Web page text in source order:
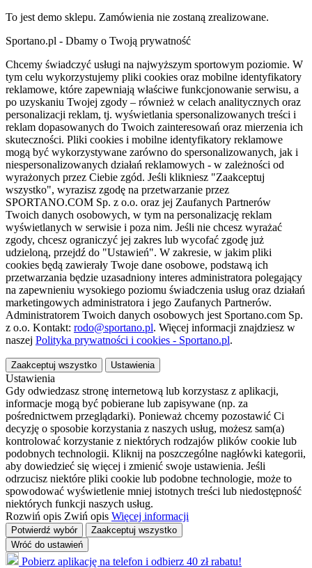
To jest demo sklepu. Zamówienia nie zostaną zrealizowane.
Sportano.pl - Dbamy o Twoją prywatność
Chcemy świadczyć usługi na najwyższym sportowym poziomie. W
tym celu wykorzystujemy pliki cookies oraz mobilne identyfikatory
reklamowe, które zapewniają właściwe funkcjonowanie serwisu, a
po uzyskaniu Twojej zgody – również w celach analitycznych oraz
personalizacji reklam, tj. wyświetlania spersonalizowanych treści i
reklam dopasowanych do Twoich zainteresowań oraz mierzenia ich
skuteczności. Pliki cookies i mobilne identyfikatory reklamowe
mogą być wykorzystywane zarówno do spersonalizowanych, jak i
niespersonalizowanych działań reklamowych - w zależności od
wyrażonych przez Ciebie zgód. Jeśli klikniesz "Zaakceptuj
wszystko", wyrazisz zgodę na przetwarzanie przez
SPORTANO.COM Sp. z o.o. oraz jej Zaufanych Partnerów
Twoich danych osobowych, w tym na personalizację reklam
wyświetlanych w serwisie i poza nim. Jeśli nie chcesz wyrażać
zgody, chcesz ograniczyć jej zakres lub wycofać zgodę już
udzieloną, przejdź do "Ustawień". W zakresie, w jakim pliki
cookies będą zawierały Twoje dane osobowe, podstawą ich
przetwarzania będzie uzasadniony interes administratora polegający
na zapewnieniu wysokiego poziomu świadczenia usług oraz działań
marketingowych administratora i jego Zaufanych Partnerów.
Administratorem Twoich danych osobowych jest Sportano.com Sp.
z o.o. Kontakt: rodo@sportano.pl. Więcej informacji znajdziesz w
naszej Polityka prywatności i cookies - Sportano.pl.
Zaakceptuj wszystko Ustawienia
Ustawienia
Gdy odwiedzasz stronę internetową lub korzystasz z aplikacji,
informacje mogą być pobierane lub zapisywane (np. za
pośrednictwem przeglądarki). Ponieważ chcemy pozostawić Ci
decyzję o sposobie korzystania z naszych usług, możesz sam(a)
kontrolować korzystanie z niektórych rodzajów plików cookie lub
podobnych technologii. Kliknij na poszczególne nagłówki kategorii,
aby dowiedzieć się więcej i zmienić swoje ustawienia. Jeśli
odrzucisz niektóre pliki cookie lub podobne technologie, może to
spowodować wyświetlenie mniej istotnych treści lub niedostępność
niektórych funkcji naszych usług.
Rozwiń opis Zwiń opis Więcej informacji
Potwierdź wybór
Zaakceptuj wszystko
Wróć do ustawień
Pobierz aplikację na telefon i odbierz 40 zł rabatu!